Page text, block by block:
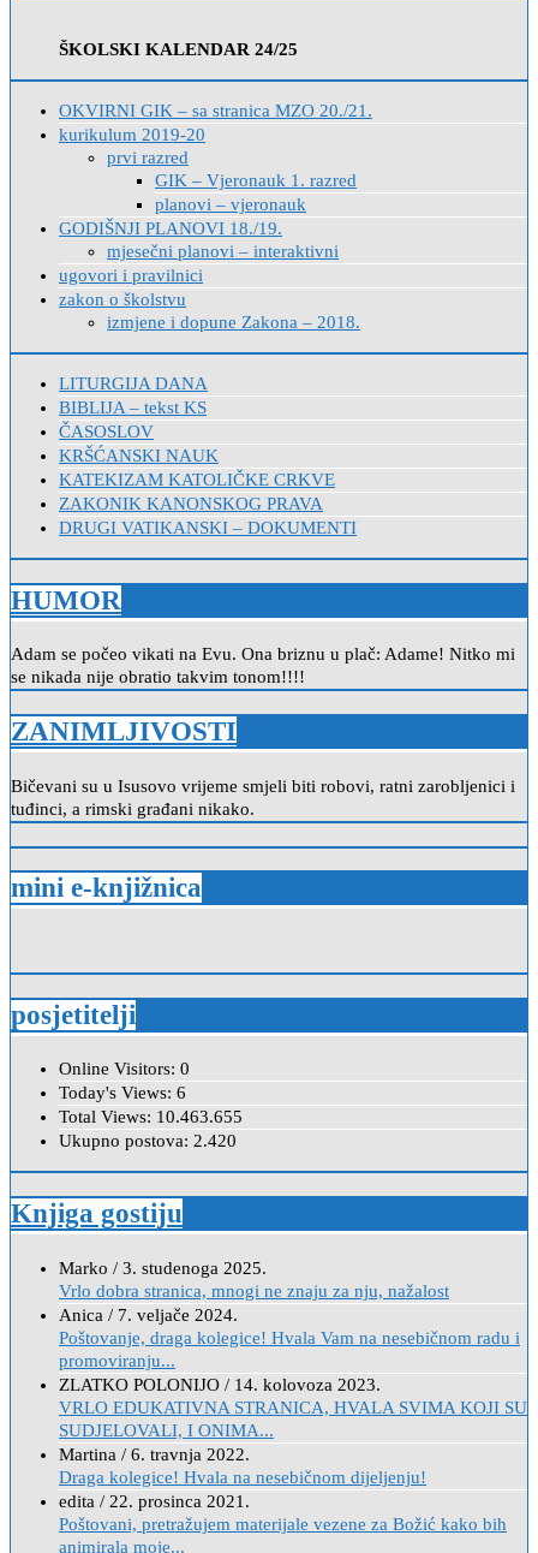
ŠKOLSKI KALENDAR 24/25
OKVIRNI GIK – sa stranica MZO 20./21.
kurikulum 2019-20
prvi razred
GIK – Vjeronauk 1. razred
planovi – vjeronauk
GODIŠNJI PLANOVI 18./19.
mjesečni planovi – interaktivni
ugovori i pravilnici
zakon o školstvu
izmjene i dopune Zakona – 2018.
LITURGIJA DANA
BIBLIJA – tekst KS
ČASOSLOV
KRŠĆANSKI NAUK
KATEKIZAM KATOLIČKE CRKVE
ZAKONIK KANONSKOG PRAVA
DRUGI VATIKANSKI – DOKUMENTI
HUMOR
Adam se počeo vikati na Evu. Ona briznu u plač: Adame! Nitko mi
se nikada nije obratio takvim tonom!!!!
ZANIMLJIVOSTI
Bičevani su u Isusovo vrijeme smjeli biti robovi, ratni zarobljenici i
tuđinci, a rimski građani nikako.
mini e-knjižnica
posjetitelji
Online Visitors: 0
Today's Views: 6
Total Views: 10.463.655
Ukupno postova: 2.420
Knjiga gostiju
Marko / 3. studenoga 2025.
Vrlo dobra stranica, mnogi ne znaju za nju, nažalost
Anica / 7. veljače 2024.
Poštovanje, draga kolegice! Hvala Vam na nesebičnom radu i
promoviranju...
ZLATKO POLONIJO / 14. kolovoza 2023.
VRLO EDUKATIVNA STRANICA, HVALA SVIMA KOJI SU
SUDJELOVALI, I ONIMA...
Martina / 6. travnja 2022.
Draga kolegice! Hvala na nesebičnom dijeljenju!
edita / 22. prosinca 2021.
Poštovani, pretražujem materijale vezene za Božić kako bih
animirala moje...